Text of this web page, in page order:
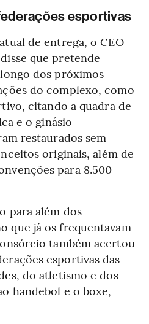
esportivas
de entrega, o CEO
que pretende
dos próximos
do complexo, como
citando a quadra de
e o ginásio
restaurados sem
originais, além de
para 8.500
para além dos
que já os frequentavam
também acertou
esportivas das
do atletismo e dos
handebol e o boxe,